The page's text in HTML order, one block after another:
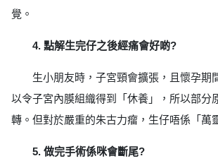
覺。
4. 點解生完仔之後經痛會好啲?
生小朋友時，子宮頸會擴張，且懷孕期
以令子宮內膜組織得到「休養」，所以部分
轉。但對於嚴重的朱古力瘤，生仔唔係「萬
5. 做完手術係咪會斷尾?